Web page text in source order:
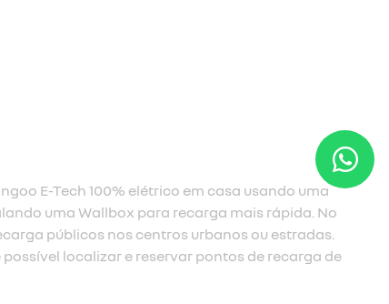
níveis de regeneração
modo regenerativo limitado, ideal para para dirigir
o B2, você tem uma sensação equivalente ao freio
Já o B3, o nível máximo de regeneração, é
os engarrafamentos e trechos de serra.